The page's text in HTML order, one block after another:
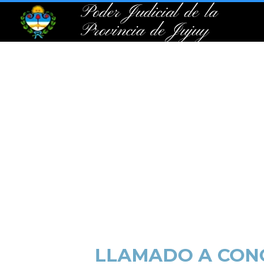
Poder Judicial de la
Provincia de Jujuy
LLAMADO A